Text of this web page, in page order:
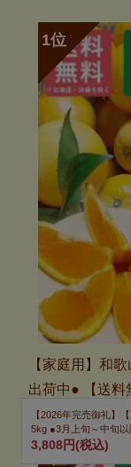
【2026年完売御礼】
5kg ●3月上旬～中旬以
沖縄を除く)】
3,808円(税込)
【家庭用】和
出荷中● 【送料